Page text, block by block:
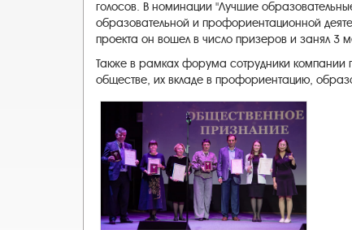
голосов. В номинации "Лучшие
образовательной и профориентационной
проекта он вошел в число призеров и занял 3
Также в рамках форума сотрудники компании
обществе, их вкладе в профориентацию,